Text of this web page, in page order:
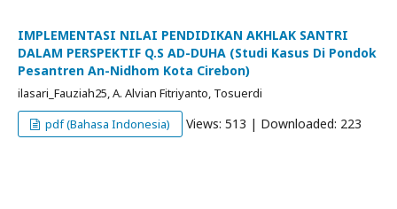
IMPLEMENTASI NILAI PENDIDIKAN AKHLAK SANTRI
DALAM PERSPEKTIF Q.S AD-DUHA (Studi Kasus Di Pondok
Pesantren An-Nidhom Kota Cirebon)
ilasari_Fauziah25, A. Alvian Fitriyanto, Tosuerdi
pdf (Bahasa Indonesia)
Views: 513 | Downloaded: 223